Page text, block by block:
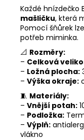
Každé hnízdečko
mašličku, která
Pomocí šňůrek lze
potřeb miminka.
📐 Rozměry:
– Celková
– Ložná plocha:
– Výška okraje:
🧵 Materiály:
– Vnější potah:
– Podložka:
– Výplň:
vlákno